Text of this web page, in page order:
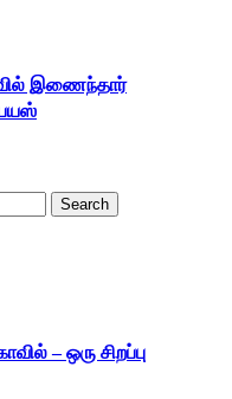
இணைந்தார்
– ஒரு சிறப்பு